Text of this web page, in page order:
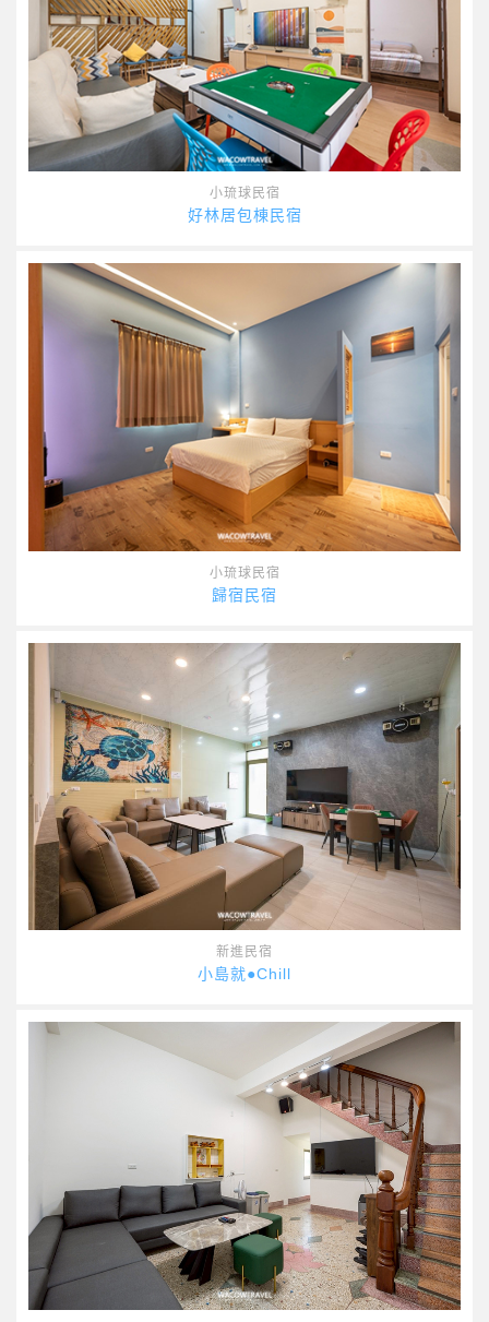
小琉球民宿
好林居包棟民宿
小琉球民宿
歸宿民宿
新進民宿
小島就●Chill